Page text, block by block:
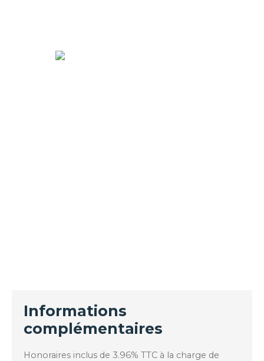
Informations
complémentaires
Honoraires inclus de 3.96% TTC à la charge de